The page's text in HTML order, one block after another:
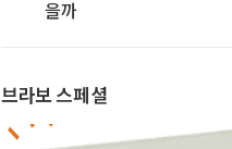
을까
브라보 스페셜